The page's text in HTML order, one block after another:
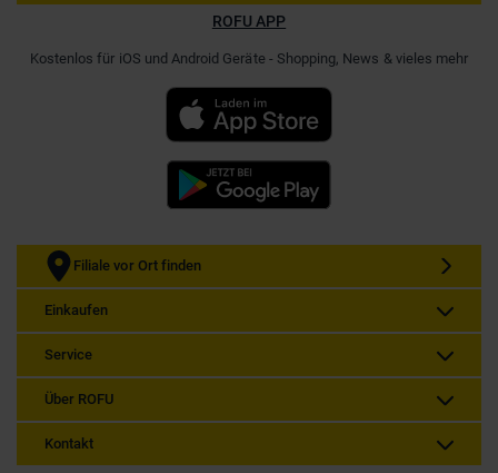
ROFU APP
Kostenlos für iOS und Android Geräte - Shopping, News & vieles mehr
Filiale vor Ort finden
Einkaufen
Service
Über ROFU
Kontakt